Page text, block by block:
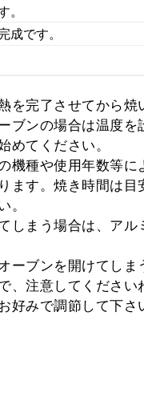
。
成です。
を完了させてから焼
ブンの場合は温度を
めてください。
機種や使用年数等に
ます。焼き時間は目
。
しまう場合は、アル
ーブンを開けてしま
、注意してください
好みで調節して下さ